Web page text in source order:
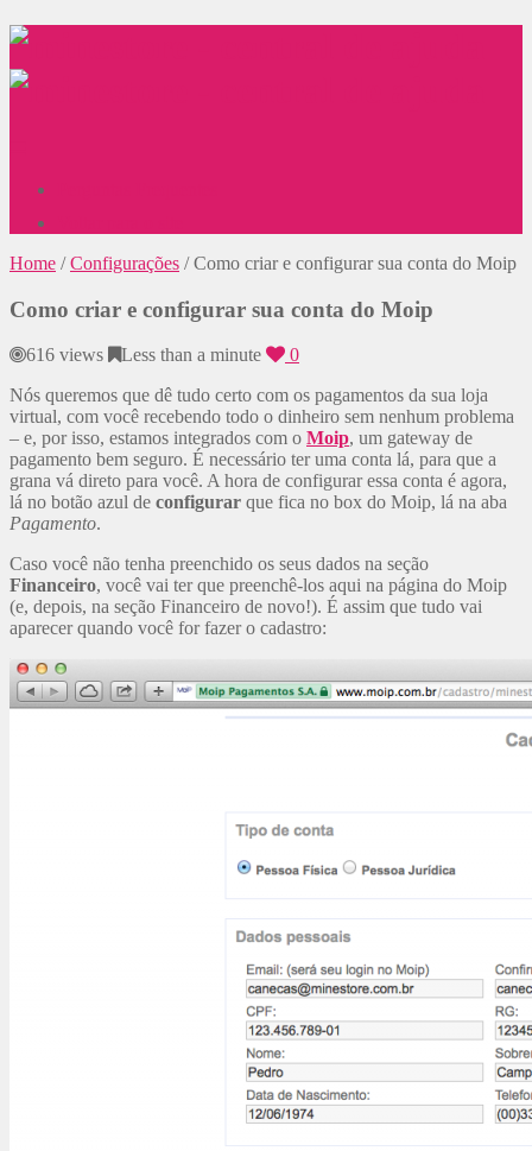
Home / Configurações / Como criar e configurar sua conta do Moip
Como criar e configurar sua conta do Moip
616 views Less than a minute
0
Nós queremos que dê tudo certo com os pagamentos da sua loja
virtual, com você recebendo todo o dinheiro sem nenhum problema
– e, por isso, estamos integrados com o Moip, um gateway de
pagamento bem seguro. É necessário ter uma conta lá, para que a
grana vá direto para você. A hora de configurar essa conta é agora,
lá no botão azul de configurar que fica no box do Moip, lá na aba
Pagamento.
Caso você não tenha preenchido os seus dados na seção
Financeiro, você vai ter que preenchê-los aqui na página do Moip
(e, depois, na seção Financeiro de novo!). É assim que tudo vai
aparecer quando você for fazer o cadastro: